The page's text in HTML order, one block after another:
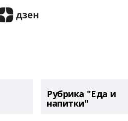
Рубрика "Еда и
напитки"